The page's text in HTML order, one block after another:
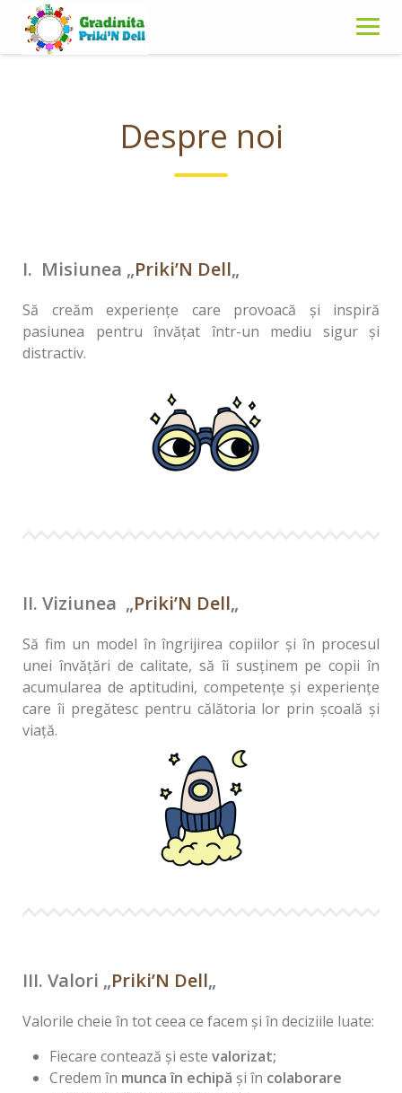
content
Despre noi
I. Misiunea „Priki’N Dell„
Să creăm experiențe care provoacă și inspiră
pasiunea pentru învățat într-un mediu sigur și
distractiv.
II. Viziunea „Priki’N Dell„
Să fim un model în îngrijirea copiilor și în procesul
unei învățări de calitate, să îi susținem pe copii în
acumularea de aptitudini, competențe și experiențe
care îi pregătesc pentru călătoria lor prin școală și
viață.
III. Valori „Priki’N Dell„
Valorile cheie în tot ceea ce facem și în deciziile luate:
Fiecare contează și este valorizat;
Credem în munca în echipă și în colaborare